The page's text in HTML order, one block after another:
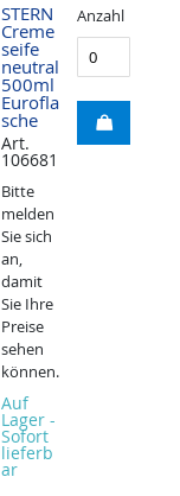
STERN
Creme
seife
neutral
500ml
Eurofla
sche
Art.
106681
Bitte
melden
Sie sich
an,
damit
Sie Ihre
Preise
sehen
können.
Auf
Lager -
Sofort
lieferb
ar
Anzahl